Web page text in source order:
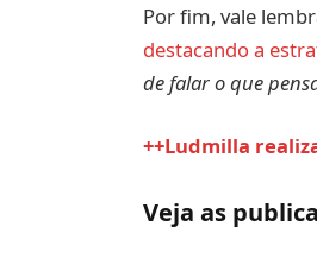
Por fim, vale
destacando a
de falar o que
++Ludmilla
Veja as